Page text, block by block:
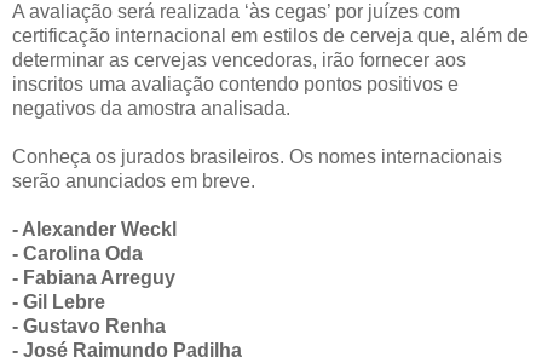
A avaliação será realizada ‘às cegas’ por juízes com
certificação internacional em estilos de cerveja que, além de
determinar as cervejas vencedoras, irão fornecer aos
inscritos uma avaliação contendo pontos positivos e
negativos da amostra analisada.
Conheça os jurados brasileiros. Os nomes internacionais
serão anunciados em breve.
- Alexander Weckl
- Carolina Oda
- Fabiana Arreguy
- Gil Lebre
- Gustavo Renha
- José Raimundo Padilha